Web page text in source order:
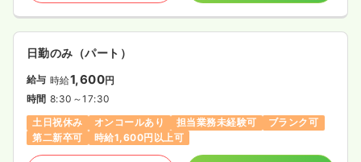
日勤のみ（パート）
給与 時給1,600円
時間 8:30～17:30
土日祝休み
オンコールあり 担当業務未経験可
ブランク可
第二新卒可
時給1,600円以上可